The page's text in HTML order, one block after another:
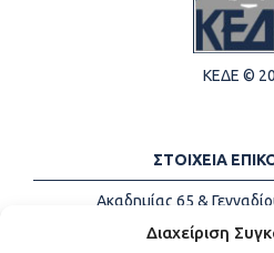
Διαχείριση
ΚΕΔΕ ©
ΣΤΟΙΧΕΙΑ
Ακαδημίας 65 &
Τηλέφωνα:
+30
Email: